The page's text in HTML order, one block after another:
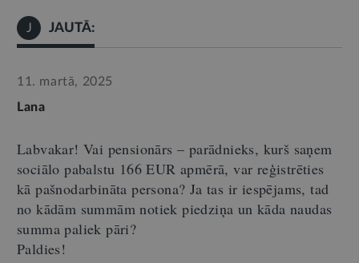
J JAUTĀ:
11. martā, 2025
Lana
Labvakar! Vai pensionārs – parādnieks, kurš saņem
sociālo pabalstu 166 EUR apmērā, var reģistrēties
kā pašnodarbināta persona? Ja tas ir iespējams, tad
no kādām summām notiek piedziņa un kāda naudas
summa paliek pāri?
Paldies!